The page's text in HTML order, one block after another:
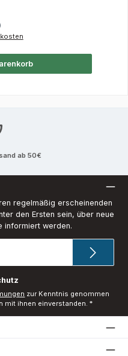
ab 50€
regelmäßig erscheinenden
den Ersten sein, über neue
informiert werden.
zur Kenntnis genommen
mit ihnen einverstanden. *